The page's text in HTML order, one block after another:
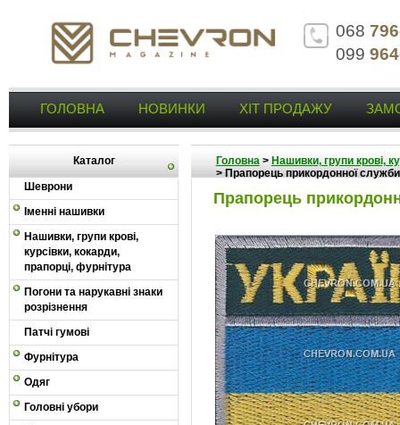
068
099
ГОЛОВНА НОВИНКИ ХІТ ПРОДАЖУ
Каталог
Шеврони
Іменні нашивки
Нашивки, групи крові,
курсівки, кокарди,
прапорці, фурнітура
Погони та нарукавні знаки
розрізнення
Патчі гумові
Фурнітура
Одяг
Головні убори
Головна> Нашивки, групи крові,
> Прапорець прикордонної служби
Прапорець